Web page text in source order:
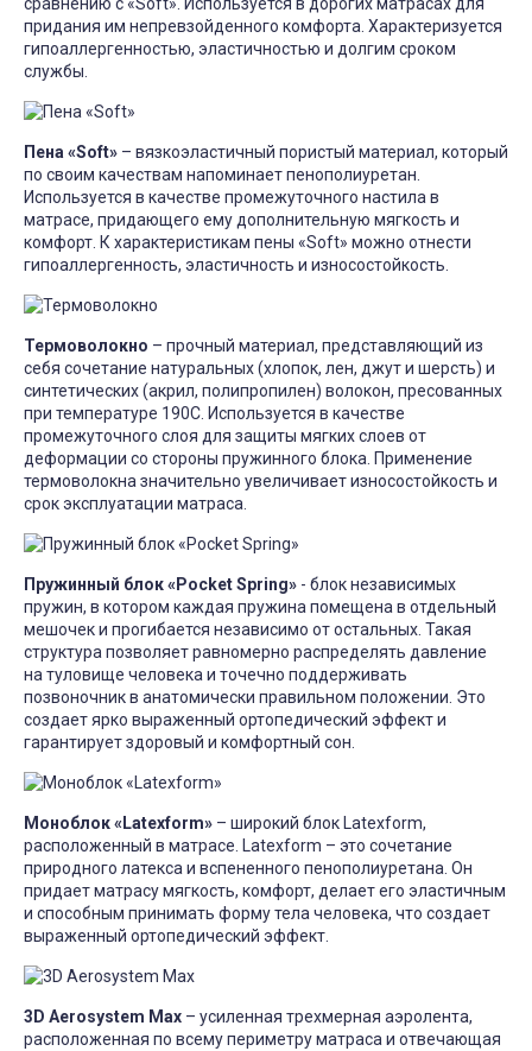
придания им непревзойденного комфорта. Характеризуется
гипоаллергенностью, эластичностью и долгим сроком
службы.
Пена «Soft» – вязкоэластичный пористый материал, который
по своим качествам напоминает пенополиуретан.
Используется в качестве промежуточного настила в
матрасе, придающего ему дополнительную мягкость и
комфорт. К характеристикам пены «Soft» можно отнести
гипоаллергенность, эластичность и износостойкость.
Термоволокно – прочный материал, представляющий из
себя сочетание натуральных (хлопок, лен, джут и шерсть) и
синтетических (акрил, полипропилен) волокон, пресованных
при температуре 190С. Используется в качестве
промежуточного слоя для защиты мягких слоев от
деформации со стороны пружинного блока. Применение
термоволокна значительно увеличивает износостойкость и
срок эксплуатации матраса.
Пружинный блок «Pocket Spring» - блок независимых
пружин, в котором каждая пружина помещена в отдельный
мешочек и прогибается независимо от остальных. Такая
структура позволяет равномерно распределять давление
на туловище человека и точечно поддерживать
позвоночник в анатомически правильном положении. Это
создает ярко выраженный ортопедический эффект и
гарантирует здоровый и комфортный сон.
Моноблок «Latexform» – широкий блок Latexform,
расположенный в матрасе. Latexform – это сочетание
природного латекса и вспененного пенополиуретана. Он
придает матрасу мягкость, комфорт, делает его эластичным
и способным принимать форму тела человека, что создает
выраженный ортопедический эффект.
3D Aerosystem Max – усиленная трехмерная аэролента,
расположенная по всему периметру матраса и отвечающая